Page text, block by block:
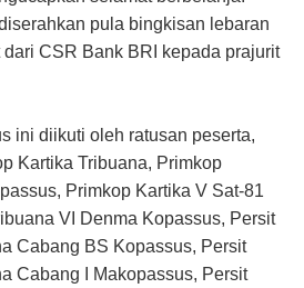
pula bingkisan lebaran
CSR Bank BRI kepada prajurit
ini diikuti oleh ratusan peserta,
Kartika Tribuana, Primkop
Primkop Kartika V Sat-81
VI Denma Kopassus, Persit
Cabang BS Kopassus, Persit
Cabang I Makopassus, Persit